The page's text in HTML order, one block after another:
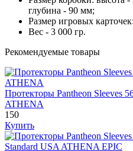
глубина - 90 мм;
Размер игровых
Вес - 3 000 гр.
Рекомендуемые товары
Протекторы Pantheon Sleeves
ATHENA
150
Купить